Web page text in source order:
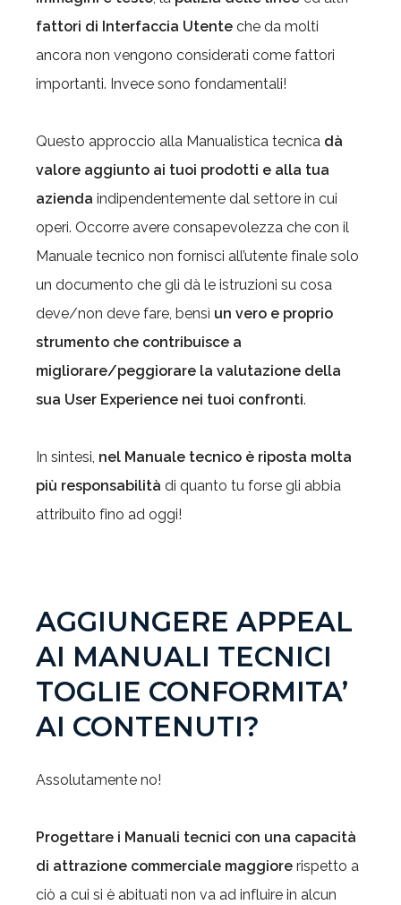
fattori di Interfaccia Utente che da molti
ancora non vengono considerati come fattori
importanti. Invece sono fondamentali!
Questo approccio alla Manualistica tecnica dà
valore aggiunto ai tuoi prodotti e alla tua
azienda indipendentemente dal settore in cui
operi. Occorre avere consapevolezza che con il
Manuale tecnico non fornisci all’utente finale solo
un documento che gli dà le istruzioni su cosa
deve/non deve fare, bensì un vero e proprio
strumento che contribuisce a
migliorare/peggiorare la valutazione della
sua User Experience nei tuoi confronti.
In sintesi, nel Manuale tecnico è riposta molta
più responsabilità di quanto tu forse gli abbia
attribuito fino ad oggi!
AGGIUNGERE APPEAL
AI MANUALI TECNICI
TOGLIE CONFORMITA’
AI CONTENUTI?
Assolutamente no!
Progettare i Manuali tecnici con una capacità
di attrazione commerciale maggiore rispetto a
ciò a cui si è abituati non va ad influire in alcun